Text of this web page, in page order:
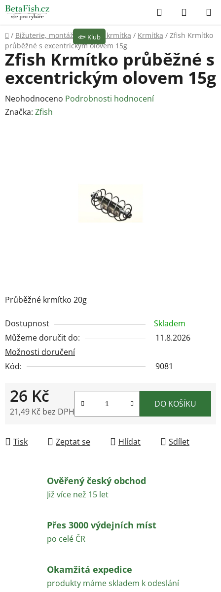
Přejít
na
obsah
Hledat
KOŠÍK
Domů
/ Bižuterie, montáže / Olova, krmítka / Krmítka / Zfish Krmítko
průběžné s excentrickým olovem 15g
Průběžné krmítko 20g
Dostupnost
Skladem
Můžeme doručit do:
11.8.2026
Možnosti doručení
Kód:
9081
26 Kč
21,49 Kč bez DPH
DO KOŠÍKU
Tisk Zeptat se Hlídat Sdílet
Zfish Krmítko průběžné s
excentrickým olovem 15g
Průměrné
hodnocení
Neohodnoceno Podrobnosti hodnocení
Značka: Zfish
Ověřený český obchod
Již více než 15 let
Přes 3000 výdejních míst
po celé ČR
Okamžitá expedice
produkty máme skladem k odeslání
🐟 Klub